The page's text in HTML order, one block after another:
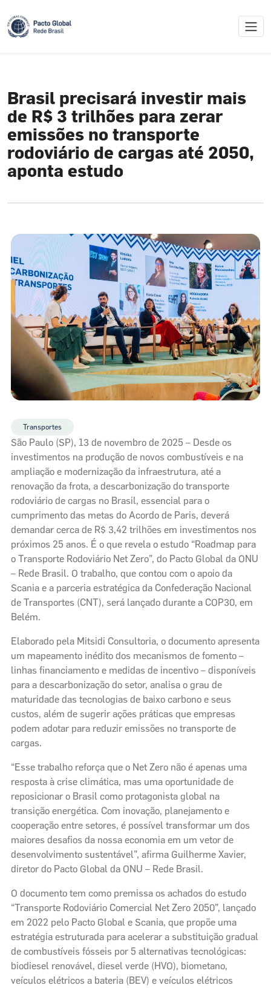
content
Brasil precisará investir mais
de R$ 3 trilhões para zerar
emissões no transporte
rodoviário de cargas até 2050,
aponta estudo
Transportes
São Paulo (SP), 13 de novembro de 2025 – Desde os
investimentos na produção de novos combustíveis e na
ampliação e modernização da infraestrutura, até a
renovação da frota, a descarbonização do transporte
rodoviário de cargas no Brasil, essencial para o
cumprimento das metas do Acordo de Paris, deverá
demandar cerca de R$ 3,42 trilhões em investimentos nos
próximos 25 anos. É o que revela o estudo “Roadmap para
o Transporte Rodoviário Net Zero”, do Pacto Global da ONU
– Rede Brasil. O trabalho, que contou com o apoio da
Scania e a parceria estratégica da Confederação Nacional
de Transportes (CNT), será lançado durante a COP30, em
Belém.
Elaborado pela Mitsidi Consultoria, o documento apresenta
um mapeamento inédito dos mecanismos de fomento –
linhas financiamento e medidas de incentivo – disponíveis
para a descarbonização do setor, analisa o grau de
maturidade das tecnologias de baixo carbono e seus
custos, além de sugerir ações práticas que empresas
podem adotar para reduzir emissões no transporte de
cargas.
“Esse trabalho reforça que o Net Zero não é apenas uma
resposta à crise climática, mas uma oportunidade de
reposicionar o Brasil como protagonista global na
transição energética. Com inovação, planejamento e
cooperação entre setores, é possível transformar um dos
maiores desafios da nossa economia em um vetor de
desenvolvimento sustentável”, afirma Guilherme Xavier,
diretor do Pacto Global da ONU – Rede Brasil.
O documento tem como premissa os achados do estudo
“Transporte Rodoviário Comercial Net Zero 2050”, lançado
em 2022 pelo Pacto Global e Scania, que propõe uma
estratégia estruturada para acelerar a substituição gradual
de combustíveis fósseis por 5 alternativas tecnológicas:
biodiesel renovável, diesel verde (HVO), biometano,
veículos elétricos a bateria (BEV) e veículos elétricos